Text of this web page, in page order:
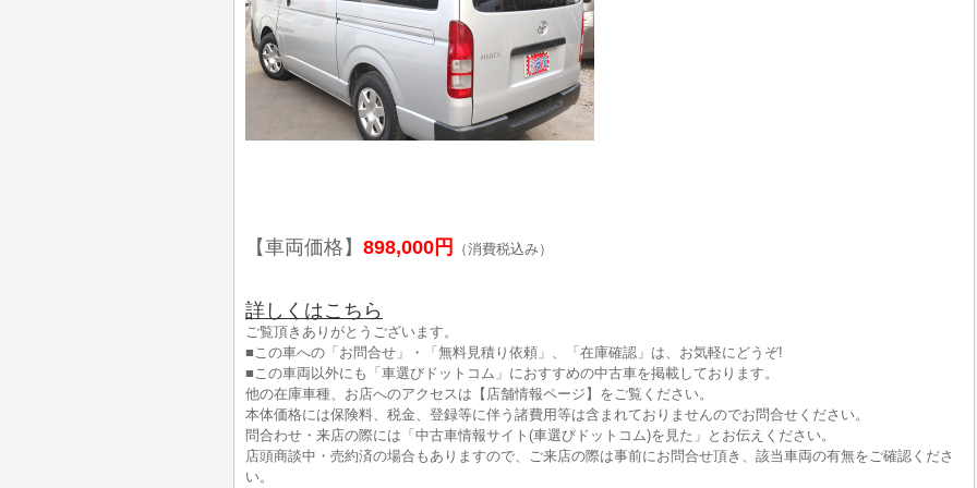
【車両価格】 898,000円 （消費税込み）
詳しくはこちら
ご覧頂きありがとうございます。
■この車への「お問合せ」・「無料見積り依頼」、「在庫確認」は、お気軽にどうぞ!
■この車両以外にも「車選びドットコム」におすすめの中古車を掲載しております。
他の在庫車種、お店へのアクセスは【店舗情報ページ】をご覧ください。
本体価格には保険料、税金、登録等に伴う諸費用等は含まれておりませんのでお問合せください。
問合わせ・来店の際には「中古車情報サイト(車選びドットコム)を見た」とお伝えください。
店頭商談中・売約済の場合もありますので、ご来店の際は事前にお問合せ頂き、該当車両の有無をご確認くださ
い。